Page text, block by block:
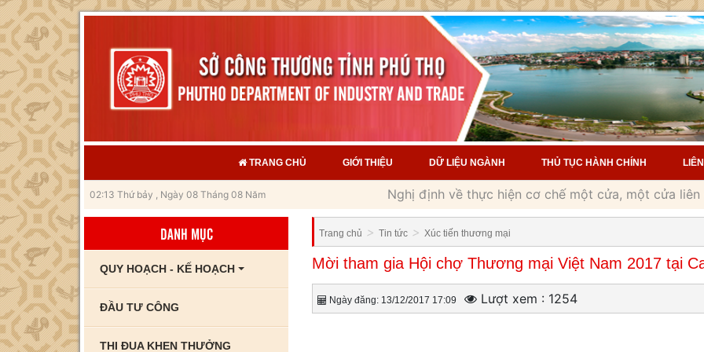
TRANG CHỦ GIỚI THIỆU DỮ LIỆU NGÀNH THỦ TỤC HÀNH CHÍNH
02:13 Thứ bảy , Ngày 08 Tháng 08 Năm Nghị định về thực hiện cơ chế một cửa, một cửa liên
DANH MỤC
QUY HOẠCH - KẾ HOẠCH
ĐẦU TƯ CÔNG
THI ĐUA KHEN THƯỞNG
Trang chủ > Tin tức > Xúc tiến thương mại
Mời tham gia Hội chợ Thương mại Việt Nam 2017 tại
Ngày đăng: 13/12/2017 17:09 Lượt xem : 1254